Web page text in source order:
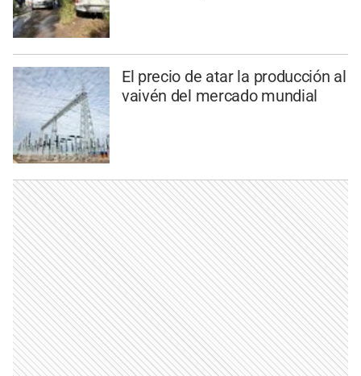
El precio de atar la producción al
vaivén del mercado mundial